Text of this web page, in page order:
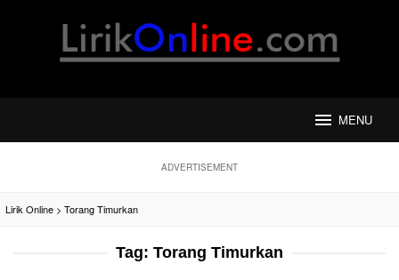
MENU
ADVERTISEMENT
Lirik Online > Torang Timurkan
Tag: Torang Timurkan